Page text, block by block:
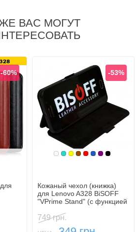
ВАС МОГУТ
-60%
Белый
Бирюзовый
Желтый
Коричневый
Красный
Синий,Черный
-53%
Кожаный чехол (книжка)
для Lenovo A328 BiSOFF
"VPrime Stand" (с функцией
749 грн.